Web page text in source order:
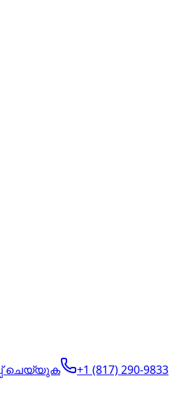
ചെയ്യുക +1 (817) 290-9833